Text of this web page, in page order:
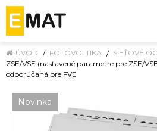
ÚVOD FOTOVOLTIKA SIEŤOVÉ
ZSE/VSE (nastavené parametre pre ZSE/
odporúčaná pre FVE
Novinka